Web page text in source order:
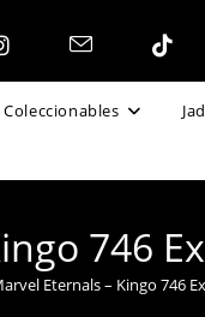
746
Eternals – Kingo 746